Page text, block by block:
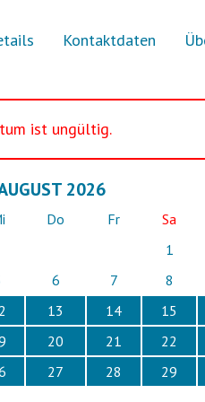
Kontaktdaten
ist ungültig.
2026
Do Fr
Sa
1
6 7
8
13 14
15
20 21
22
27 28
29